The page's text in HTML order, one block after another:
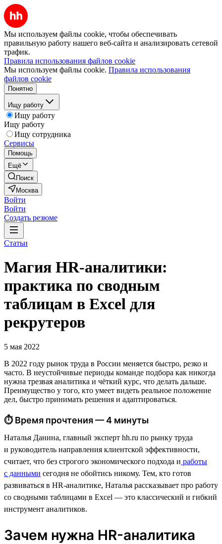
Мы используем файлы cookie, чтобы обеспечивать
правильную работу нашего веб-сайта и анализировать сетевой
трафик.
Правила использования файлов cookie
Мы используем файлы cookie. Правила использования
файлов cookie
Понятно
Ищу работу
Ищу работу
Ищу работу
Ищу сотрудника
Сервисы
Помощь
Ещё
Поиск
Москва
Войти
Войти
Создать резюме
Статьи
Магия HR-аналитики:
практика по сводным
таблицам в Excel для
рекрутеров
5 мая 2022
В 2022 году рынок труда в России меняется быстро, резко и
часто. В неустойчивые периоды команде подбора как никогда
нужна трезвая аналитика и чёткий курс, что делать дальше.
Преимущество у того, кто умеет видеть реальное положение
дел, быстро принимать решения и адаптироваться.
⏱ Время прочтения — 4 минуты
Наталья Данина, главный эксперт hh.ru по рынку труда
и руководитель направления клиентской эффективности,
считает, что без строгого экономического подхода и работы
с данными сегодня не обойтись никому. Тем, кто готов
развиваться в HR-аналитике, Наталья рассказывает про работу
со сводными таблицами в Excel — это классический и гибкий
инструмент аналитиков.
Зачем нужна HR-аналитика